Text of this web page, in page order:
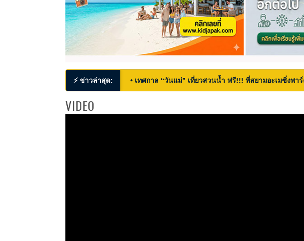
⚡ ข่าวล่าสุด: • เทศกาล “วันแม่” เที่ยวสวนน้ำ ฟรี!!! ที่สยามอะเมซิ่งพ
VIDEO